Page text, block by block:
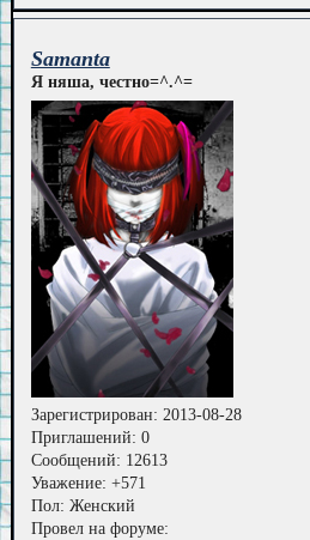
Samanta
Я няша, честно=^.^=
Зарегистрирован: 2013-08-28
Приглашений: 0
Сообщений: 12613
Уважение: +571
Пол: Женский
Провел на форуме: